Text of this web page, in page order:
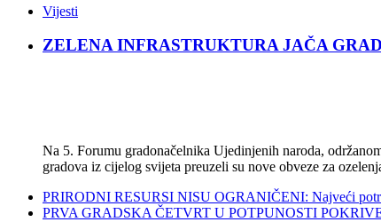
Vijesti
ZELENA INFRASTRUKTURA JAČA
Na 5. Forumu gradonačelnika Ujedinjenih naroda,
gradova iz cijelog svijeta preuzeli su nove obveze za
PRIRODNI RESURSI NISU OGRANIČENI: Najveći
PRVA GRADSKA ČETVRT U POTPUNOSTI